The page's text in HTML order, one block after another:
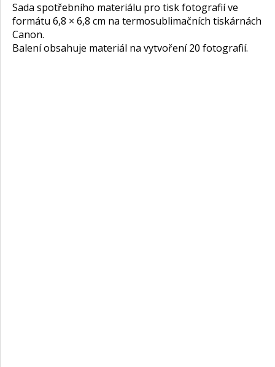
Sada spotřebního materiálu pro tisk fotografií ve
formátu 6,8 × 6,8 cm na termosublimačních tiskárnách
Canon.
Balení obsahuje materiál na vytvoření 20 fotografií.